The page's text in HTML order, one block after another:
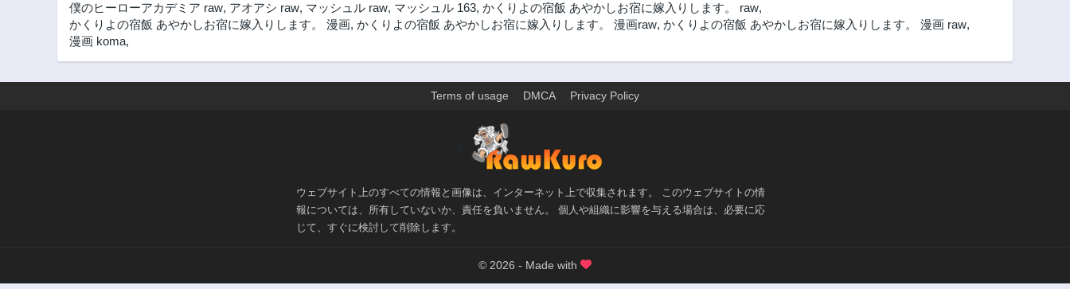
僕のヒーローアカデミア raw, アオアシ raw, マッシュル raw, マッシュル 163, かくりよの宿飯 あやかしお宿に嫁入りします。 raw,
かくりよの宿飯 あやかしお宿に嫁入りします。 漫画, かくりよの宿飯 あやかしお宿に嫁入りします。 漫画raw, かくりよの宿飯 あやかしお宿に嫁入りします。 漫画 raw,
漫画 koma,
Terms of usage DMCA Privacy Policy
ウェブサイト上のすべての情報と画像は、インターネット上で収集されます。 このウェブサイトの情
報については、所有していないか、責任を負いません。 個人や組織に影響を与える場合は、必要に応
じて、すぐに検討して削除します。
© 2026 - Made with